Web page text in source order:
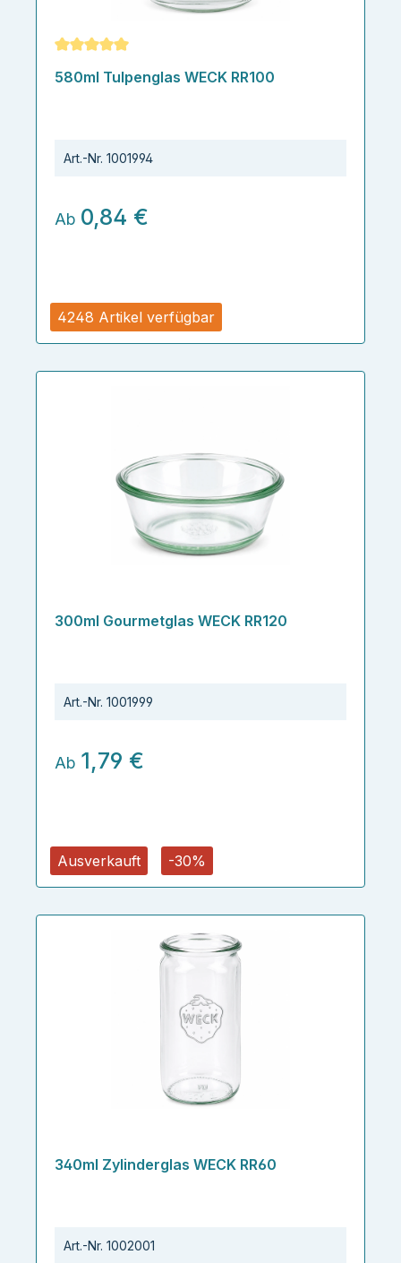
4248 Artikel verfügbar
580ml Tulpenglas WECK RR100
Art.-Nr. 1001994
Ab 0,84 €
Ausverkauft -30%
300ml Gourmetglas WECK RR120
Art.-Nr. 1001999
Ab 1,79 €
340ml Zylinderglas WECK RR60
Art.-Nr. 1002001